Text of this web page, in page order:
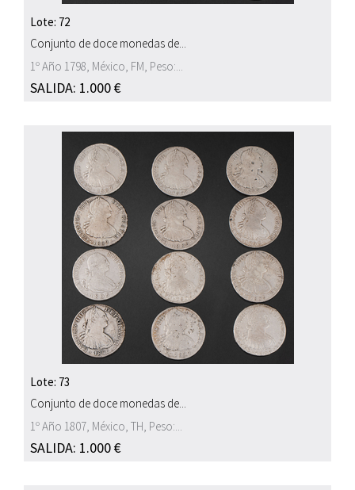
Lote: 72
Conjunto de doce monedas de...
1º Año 1798, México, FM, Peso:...
SALIDA: 1.000 €
Lote: 73
Conjunto de doce monedas de...
1º Año 1807, México, TH, Peso:...
SALIDA: 1.000 €